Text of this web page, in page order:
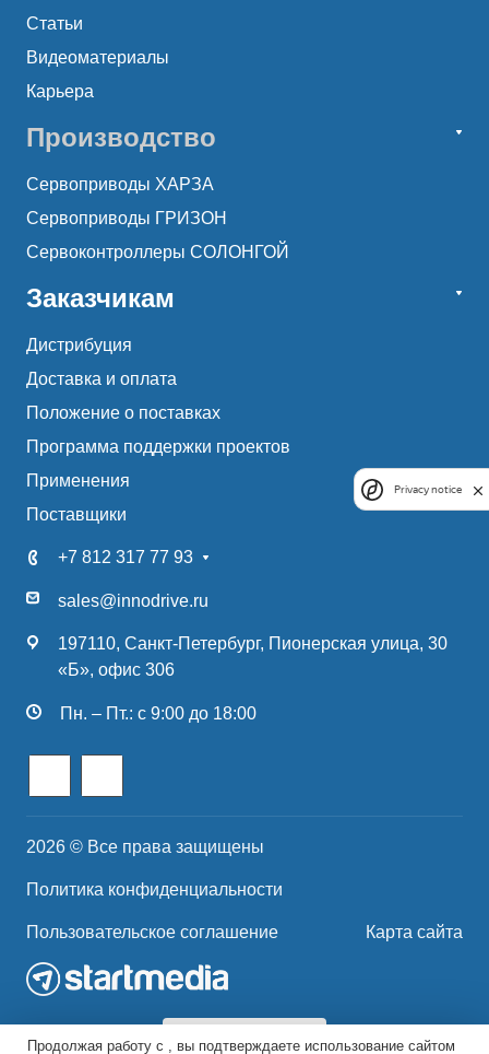
Статьи
Видеоматериалы
Карьера
Производство
Сервоприводы ХАРЗА
Сервоприводы ГРИЗОН
Сервоконтроллеры СОЛОНГОЙ
Заказчикам
Дистрибуция
Доставка и оплата
Положение о поставках
Программа поддержки проектов
Применения
Поставщики
+7 812 317 77 93
sales@innodrive.ru
197110, Санкт-Петербург, Пионерская улица, 30
«Б», офис 306
Пн. – Пт.: с 9:00 до 18:00
2026 © Все права защищены
Политика конфиденциальности
Пользовательское соглашение Карта сайта
Продолжая работу с , вы подтверждаете использование сайтом
Privacy notice